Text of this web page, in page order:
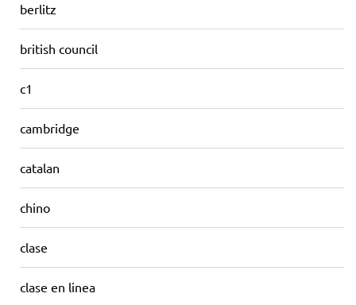
berlitz
british council
c1
cambridge
catalan
chino
clase
clase en linea